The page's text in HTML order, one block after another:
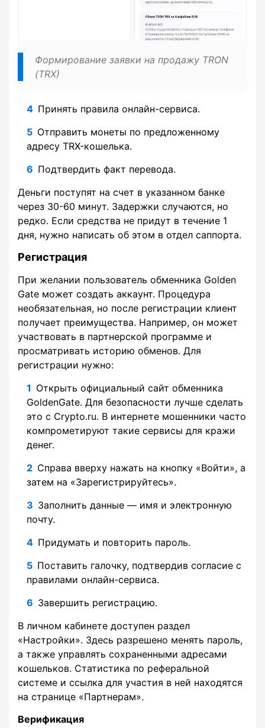
Формирование заявки на продажу TRON
(TRX)
Принять правила онлайн-сервиса.
Отправить монеты по предложенному
адресу TRX-кошелька.
Подтвердить факт перевода.
Деньги поступят на счет в указанном банке
через 30-60 минут. Задержки случаются, но
редко. Если средства не придут в течение 1
дня, нужно написать об этом в отдел саппорта.
Регистрация
При желании пользователь обменника Golden
Gate может создать аккаунт. Процедура
необязательная, но после регистрации клиент
получает преимущества. Например, он может
участвовать в партнерской программе и
просматривать историю обменов. Для
регистрации нужно:
Открыть официальный сайт обменника
GoldenGate. Для безопасности лучше сделать
это с Crypto.ru. В интернете мошенники часто
компрометируют такие сервисы для кражи
денег.
Справа вверху нажать на кнопку «Войти», а
затем на «Зарегистрируйтесь».
Заполнить данные — имя и электронную
почту.
Придумать и повторить пароль.
Поставить галочку, подтвердив согласие с
правилами онлайн-сервиса.
Завершить регистрацию.
В личном кабинете доступен раздел
«Настройки». Здесь разрешено менять пароль,
а также управлять сохраненными адресами
кошельков. Статистика по реферальной
системе и ссылка для участия в ней находятся
на странице «Партнерам».
Верификация